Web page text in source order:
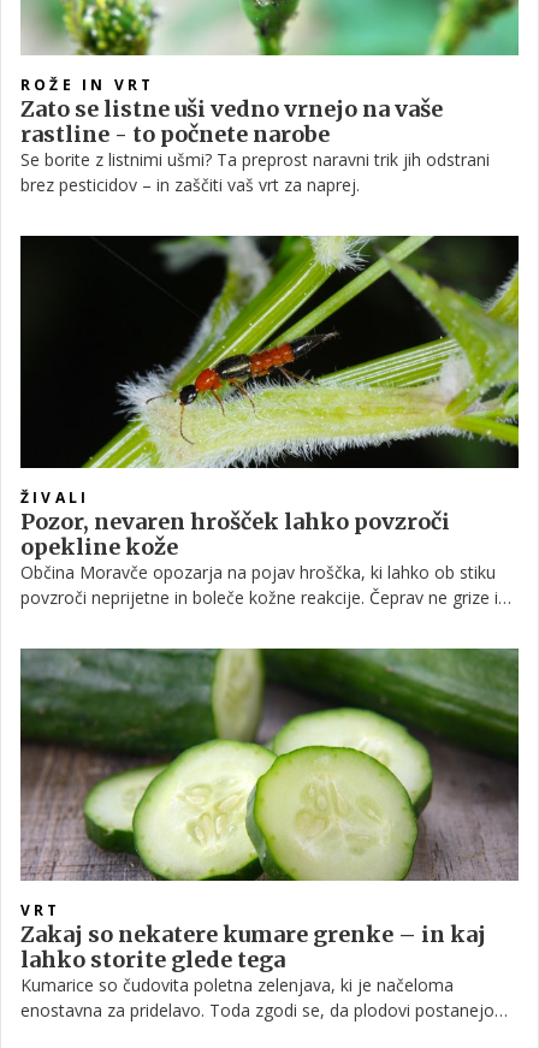
ROŽE IN VRT
Zato se listne uši vedno vrnejo na vaše
rastline - to počnete narobe
Se borite z listnimi ušmi? Ta preprost naravni trik jih odstrani
brez pesticidov – in zaščiti vaš vrt za naprej.
ŽIVALI
Pozor, nevaren hrošček lahko povzroči
opekline kože
Občina Moravče opozarja na pojav hroščka, ki lahko ob stiku
povzroči neprijetne in boleče kožne reakcije. Čeprav ne grize in
ki lahko povzroči opekline in vnetje kože.
VRT
Zakaj so nekatere kumare grenke – in kaj
lahko storite glede tega
Kumarice so čudovita poletna zelenjava, ki je načeloma
enostavna za pridelavo. Toda zgodi se, da plodovi postanejo